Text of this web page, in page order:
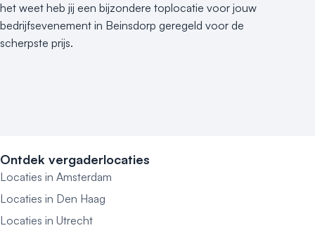
het weet heb jij een bijzondere toplocatie voor jouw
bedrijfsevenement in Beinsdorp geregeld voor de
scherpste prijs.
Ontdek vergaderlocaties
Locaties in Amsterdam
Locaties in Den Haag
Locaties in Utrecht